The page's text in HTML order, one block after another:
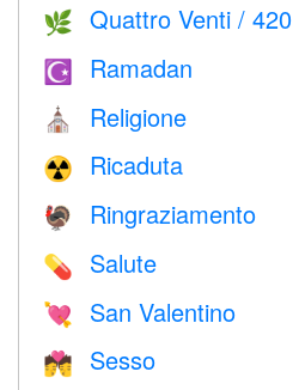
🌿 Quattro Venti / 420
☪️ Ramadan
⛪️ Religione
☢️ Ricaduta
🦃 Ringraziamento
💊 Salute
💘 San Valentino
💏 Sesso